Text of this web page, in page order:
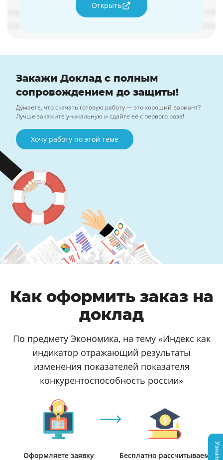
Открыть
Закажи Доклад с полным
сопровождением до защиты!
Думаете, что скачать готовую работу — это хороший вариант?
Лучше закажите уникальную и сдайте её с первого раза!
Хочу работу по этой теме
Как оформить заказ на
доклад
По предмету Экономика, на тему «Индекс как
индикатор отражающий результаты
изменения показателей показателя
конкурентоспособность россии»
Оформляете заявку
Бесплатно рассчитываем